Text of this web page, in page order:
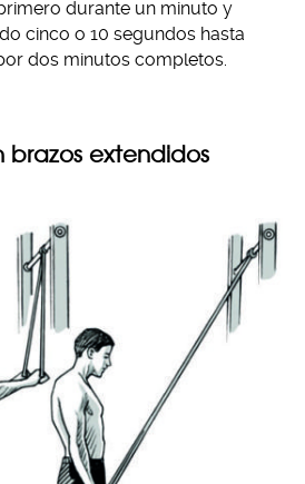
durante un minuto y
cinco o 10 segundos hasta
dos minutos completos.
brazos extendidos